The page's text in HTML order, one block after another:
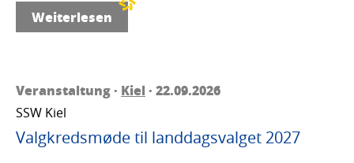
Weiterlesen
Veranstaltung · Kiel · 22.09.2026
SSW Kiel
Valgkredsmøde til landdagsvalget 2027